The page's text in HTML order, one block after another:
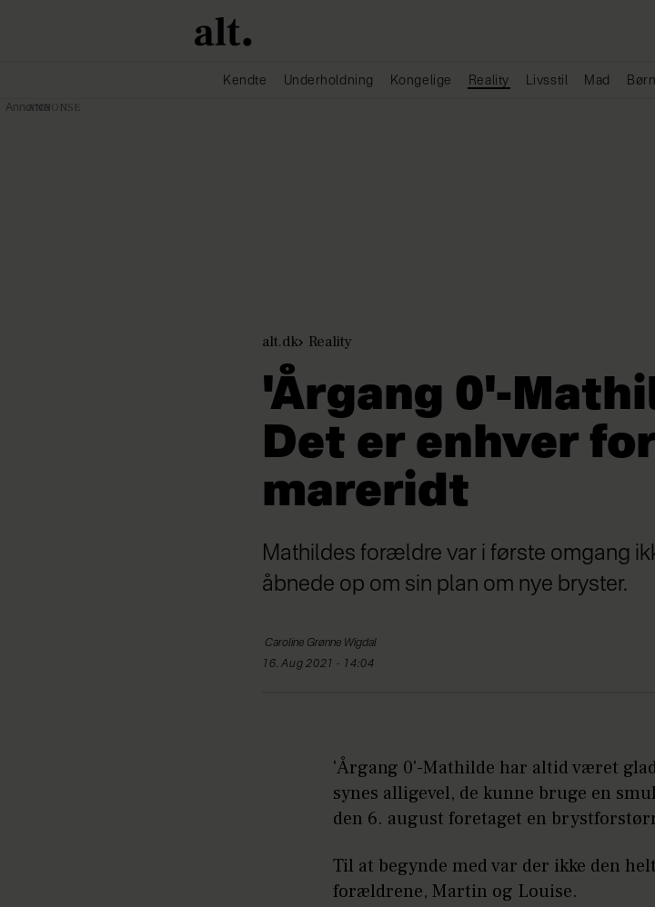
Kendte Underholdning Kongelige Reality Livsstil Mad Børn
alt.dk Reality
'Årgang 0'-
Det er enhver
mareridt
Mathildes forældre var i første omgang
åbnede op om sin plan om nye bryster.
Caroline Grønne Wigdal
16. Aug 2021 - 14:04
'Årgang 0'-Mathilde har altid været
synes alligevel, de kunne bruge en
den 6. august foretaget en
Til at begynde med var der ikke den
forældrene, Martin og Louise.
Annonce